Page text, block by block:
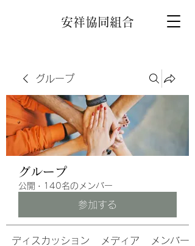
安祥協同組合
グループ
グループ
公開 · 140名のメンバー
参加する
ディスカッション メディア メンバー